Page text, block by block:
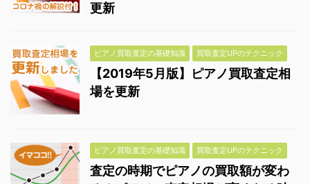
更新
ピアノ買取査定の基礎知識 買取査定UPのテクニック
【2019年5月版】ピアノ買取査定相
場を更新
ピアノ買取査定の基礎知識 買取査定UPのテクニック
査定の時期でピアノの買取額が変わ